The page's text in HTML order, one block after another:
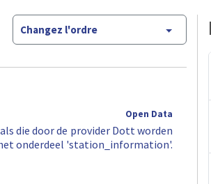
Changez l'ordre
Open Data
die door de provider Dott worden
onderdeel 'station_information'.